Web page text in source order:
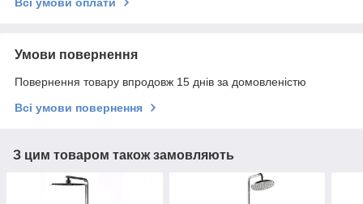
Умови повернення
Повернення товару впродовж 15 днів за домовленістю
Всі умови повернення
З цим товаром також замовляють